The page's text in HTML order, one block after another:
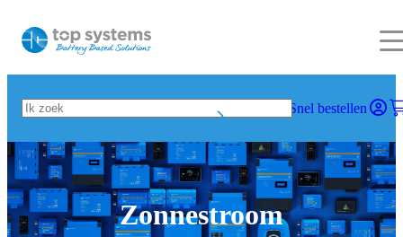
Snel bestellen
Zonnestroom